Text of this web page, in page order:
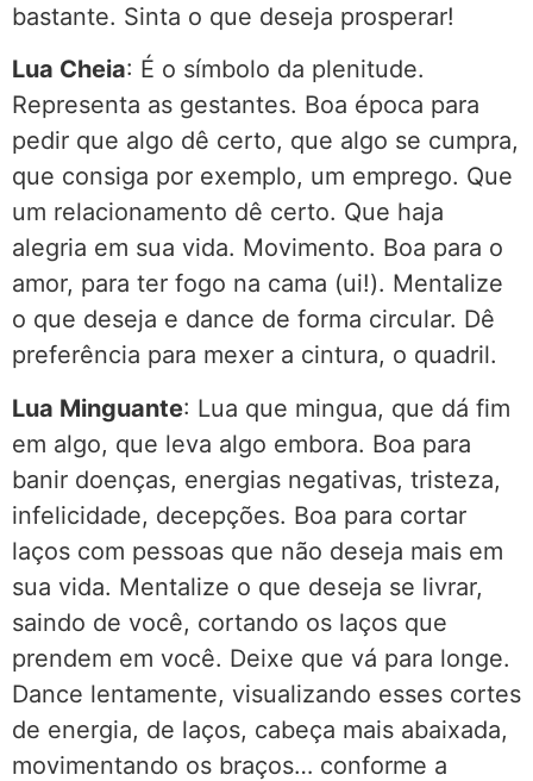
bastante. Sinta o que deseja prosperar!
Lua Cheia: É o símbolo da plenitude.
Representa as gestantes. Boa época para
pedir que algo dê certo, que algo se cumpra,
que consiga por exemplo, um emprego. Que
um relacionamento dê certo. Que haja
alegria em sua vida. Movimento. Boa para o
amor, para ter fogo na cama (ui!). Mentalize
o que deseja e dance de forma circular. Dê
preferência para mexer a cintura, o quadril.
Lua Minguante: Lua que mingua, que dá fim
em algo, que leva algo embora. Boa para
banir doenças, energias negativas, tristeza,
infelicidade, decepções. Boa para cortar
laços com pessoas que não deseja mais em
sua vida. Mentalize o que deseja se livrar,
saindo de você, cortando os laços que
prendem em você. Deixe que vá para longe.
Dance lentamente, visualizando esses cortes
de energia, de laços, cabeça mais abaixada,
movimentando os braços… conforme a